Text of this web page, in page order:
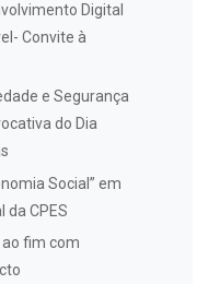
Digital
Convite à
e Segurança
do Dia
Social” em
da CPES
fim com